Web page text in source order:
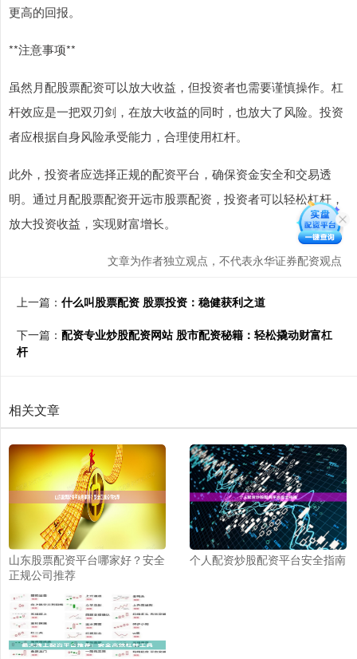
更高的回报。
**注意事项**
虽然月配股票配资可以放大收益，但投资者也需要谨慎操作。杠
杆效应是一把双刃剑，在放大收益的同时，也放大了风险。投资
者应根据自身风险承受能力，合理使用杠杆。
此外，投资者应选择正规的配资平台，确保资金安全和交易透
明。通过月配股票配资开远市股票配资，投资者可以轻松杠杆，
放大投资收益，实现财富增长。
文章为作者独立观点，不代表永华证券配资观点
上一篇： 什么叫股票配资 股票投资：稳健获利之道
下一篇： 配资专业炒股配资网站 股市配资秘籍：轻松撬动财富杠
杆
相关文章
山东股票配资平台哪家好？安全
正规公司推荐
个人配资炒股配资平台安全指南